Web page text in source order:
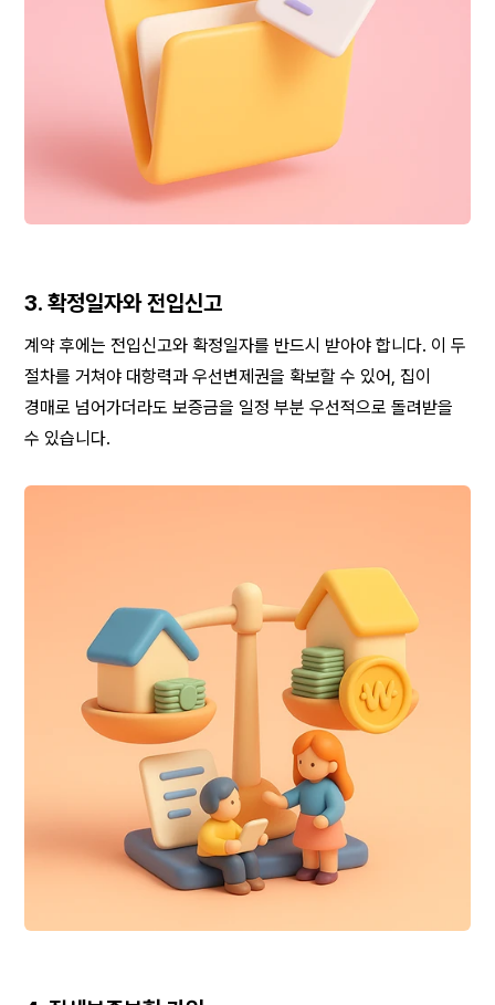
3. 확정일자와 전입신고
계약 후에는 전입신고와 확정일자를 반드시 받아야 합니다. 이 두
절차를 거쳐야 대항력과 우선변제권을 확보할 수 있어, 집이
경매로 넘어가더라도 보증금을 일정 부분 우선적으로 돌려받을
수 있습니다.